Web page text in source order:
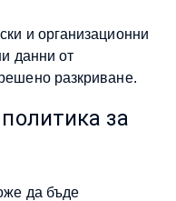
и организационни
данни от
разкриване.
за
да бъде